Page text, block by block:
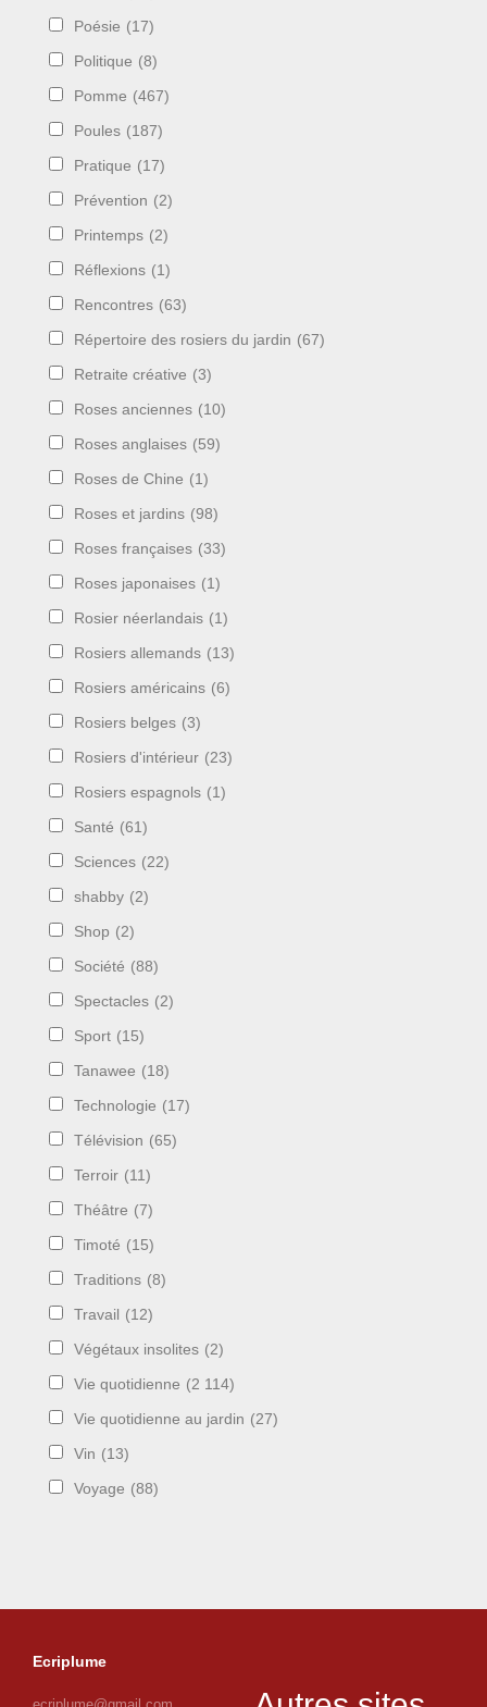
Poésie (17)
Politique (8)
Pomme (467)
Poules (187)
Pratique (17)
Prévention (2)
Printemps (2)
Réflexions (1)
Rencontres (63)
Répertoire des rosiers du jardin (67)
Retraite créative (3)
Roses anciennes (10)
Roses anglaises (59)
Roses de Chine (1)
Roses et jardins (98)
Roses françaises (33)
Roses japonaises (1)
Rosier néerlandais (1)
Rosiers allemands (13)
Rosiers américains (6)
Rosiers belges (3)
Rosiers d'intérieur (23)
Rosiers espagnols (1)
Santé (61)
Sciences (22)
shabby (2)
Shop (2)
Société (88)
Spectacles (2)
Sport (15)
Tanawee (18)
Technologie (17)
Télévision (65)
Terroir (11)
Théâtre (7)
Timoté (15)
Traditions (8)
Travail (12)
Végétaux insolites (2)
Vie quotidienne (2 114)
Vie quotidienne au jardin (27)
Vin (13)
Voyage (88)
Ecriplume